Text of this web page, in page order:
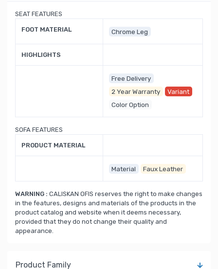
SEAT FEATURES
FOOT MATERIAL Chrome Leg
HIGHLIGHTS
Free Delivery
2 Year Warranty
Variant
Color Option
SOFA FEATURES
PRODUCT MATERIAL
Material Faux Leather
WARNING : CALISKAN OFIS reserves the right to make changes
in the features, designs and materials of the products in the
product catalog and website when it deems necessary,
provided that they do not change their quality and
appearance.
Product Family